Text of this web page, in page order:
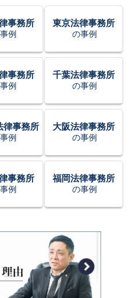
事務所
例
東京法律事務所
の事例
事務所
例
千葉法律事務所
の事例
律事務所
例
大阪法律事務所
の事例
事務所
例
福岡法律事務所
の事例